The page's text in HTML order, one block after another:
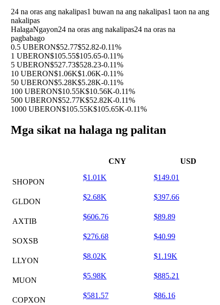
24 na oras ang nakalipas1 buwan na ang nakalipas1 taon na ang
nakalipas
HalagaNgayon24 na oras ang nakalipas24 na oras na
pagbabago
0.5 UBERON$52.77$52.82-0.11%
1 UBERON$105.55$105.65-0.11%
5 UBERON$527.73$528.23-0.11%
10 UBERON$1.06K$1.06K-0.11%
50 UBERON$5.28K$5.28K-0.11%
100 UBERON$10.55K$10.56K-0.11%
500 UBERON$52.77K$52.82K-0.11%
1000 UBERON$105.55K$105.65K-0.11%
Mga sikat na halaga ng palitan
CNY USD
SHOPON
$1.01K $149.01
GLDON
$2.68K $397.66
AXTIB
$606.76 $89.89
SOXSB
$276.68 $40.99
LLYON
$8.02K $1.19K
MUON
$5.98K $885.21
COPXON
$581.57 $86.16